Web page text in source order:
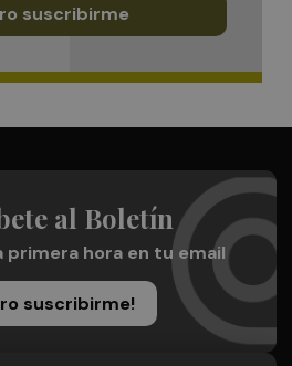
suscribirme
al Boletín
primera hora en tu email
suscribirme!